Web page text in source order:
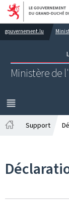
gouvernement.lu
Ministère de
MENU
PRINCIPAL
Support